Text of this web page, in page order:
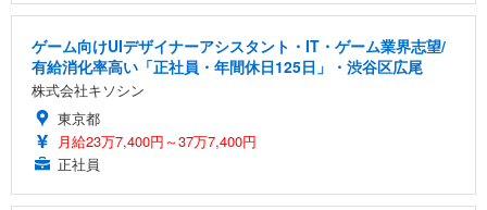
ゲーム向けUIデザイナーアシスタント・IT・ゲーム業界志望/
有給消化率高い「正社員・年間休日125日」・渋谷区広尾
株式会社キソシン
東京都
月給23万7,400円～37万7,400円
正社員